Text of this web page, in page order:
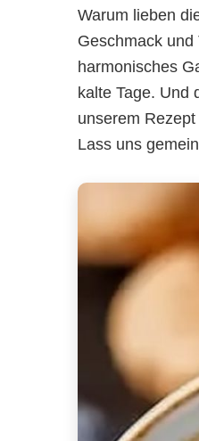
Warum lieben
Geschmack
harmonisches
kalte Tage. Und
unserem
Lass uns